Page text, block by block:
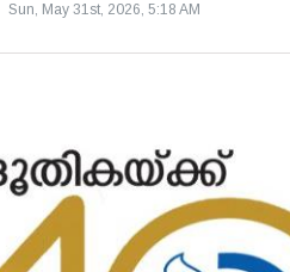
Sun, May 31st, 2026, 5:18 AM